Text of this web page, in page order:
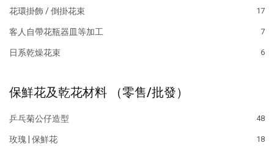
花環掛飾 / 倒掛花束 17
客人自帶花瓶器皿等加工 7
日系乾燥花束 6
保鮮花及乾花材料 （零售/批發）
乒乓菊公仔造型 48
玫瑰 | 保鮮花 18